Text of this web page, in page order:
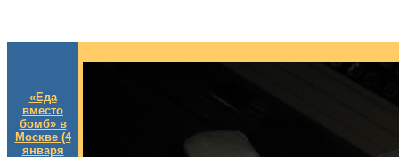
«Еда
вместо
бомб» в
Москве (4
января